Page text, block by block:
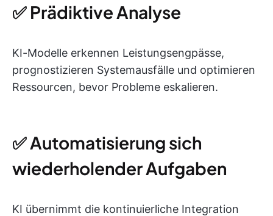
✅ Prädiktive Analyse
KI-Modelle erkennen Leistungsengpässe,
prognostizieren Systemausfälle und optimieren
Ressourcen, bevor Probleme eskalieren.
✅ Automatisierung sich
wiederholender Aufgaben
KI übernimmt die kontinuierliche Integration